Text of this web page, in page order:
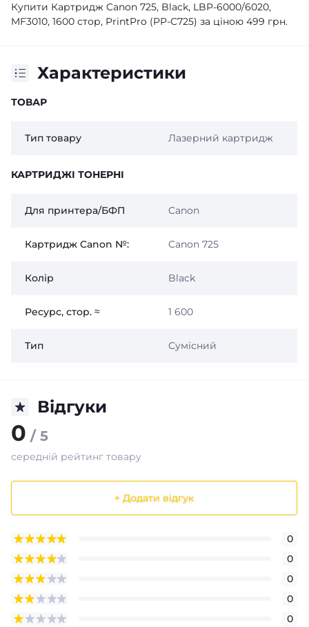
Купити Картридж Canon 725, Black, LBP-6000/6020,
MF3010, 1600 стор, PrintPro (PP-C725) за ціною 499 грн.
Характеристики
ТОВАР
Тип товару Лазерний картридж
КАРТРИДЖІ ТОНЕРНІ
Для принтера/БФП Canon
Картридж Canon №: Canon 725
Колір Black
Ресурс, стор. ≈ 1 600
Тип Сумісний
Відгуки
0 / 5
середній рейтинг товару
+ Додати відгук
0
0
0
0
0